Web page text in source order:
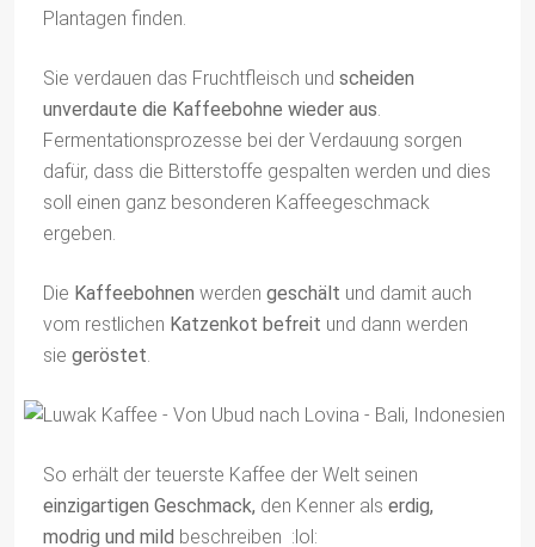
Plantagen finden.
Sie verdauen das Fruchtfleisch und scheiden
unverdaute die Kaffeebohne wieder aus.
Fermentationsprozesse bei der Verdauung sorgen
dafür, dass die Bitterstoffe gespalten werden und dies
soll einen ganz besonderen Kaffeegeschmack
ergeben.
Die Kaffeebohnen werden geschält und damit auch
vom restlichen Katzenkot befreit und dann werden
sie geröstet.
So erhält der teuerste Kaffee der Welt seinen
einzigartigen Geschmack, den Kenner als erdig,
modrig und mild beschreiben :lol: